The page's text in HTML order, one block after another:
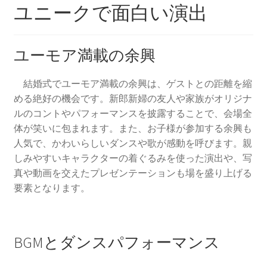
ユニークで面白い演出
ユーモア満載の余興
結婚式でユーモア満載の余興は、ゲストとの距離を縮
める絶好の機会です。新郎新婦の友人や家族がオリジナ
ルのコントやパフォーマンスを披露することで、会場全
体が笑いに包まれます。また、お子様が参加する余興も
人気で、かわいらしいダンスや歌が感動を呼びます。親
しみやすいキャラクターの着ぐるみを使った演出や、写
真や動画を交えたプレゼンテーションも場を盛り上げる
要素となります。
BGMとダンスパフォーマンス